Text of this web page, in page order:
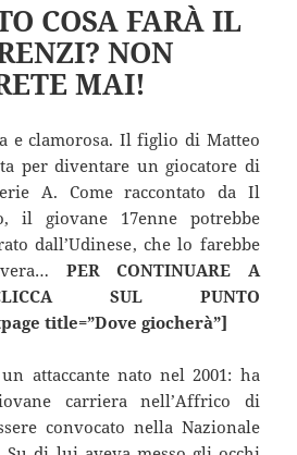
COSA FARÀ IL
NON
MAI!
e clamorosa. Il figlio di Matteo
per diventare un giocatore di
A. Come raccontato da Il
il giovane 17enne potrebbe
dall’Udinese, che lo farebbe
PER CONTINUARE A
SUL PUNTO
title=”Dove giocherà”]
attaccante nato nel 2001: ha
carriera nell’Affrico di
convocato nella Nazionale